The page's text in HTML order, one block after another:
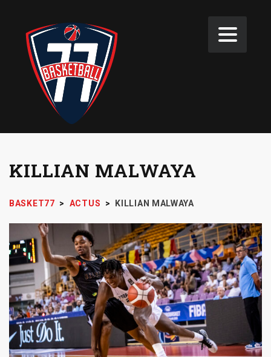
KILLIAN MALWAYA
BASKET77 > ACTUS > KILLIAN MALWAYA